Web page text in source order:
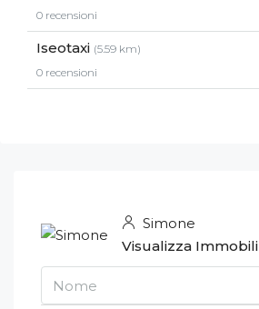
0 recensioni
Iseotaxi (5.59 km)
0 recensioni
Simone
Visualizza Immobili